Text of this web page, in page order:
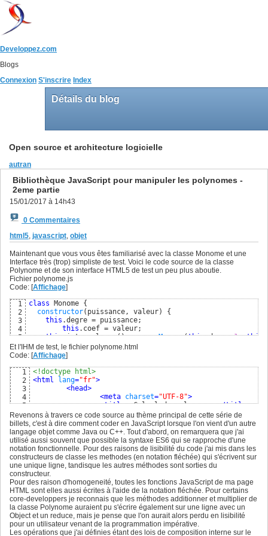
Developpez.com
Blogs
Connexion S'inscrire Index
Détails du blog
Open source et architecture logicielle
autran
Bibliothèque JavaScript pour manipuler les polynomes -
2eme partie
15/01/2017 à 14h43
0 Commentaires
html5, javascript, objet
Maintenant que vous vous êtes familiarisé avec la classe Monome et une
Interface très (trop) simpliste de test. Voici le code source de la classe
Polynome et de son interface HTML5 de test un peu plus aboutie.
Fichier polynome.js
Code: [Affichage]
1
2
3
4
5
6
7
9
13
14
15
16
17
18
19
20
21
22
23
24
25
26
27
28
class Monome {
constructor( puissance, valeur)
{
this .degre = puissance;
this .coef = valeur;
this.integrale = () => new Monome(this.degre+1, this
this. toString = () =>
this.derivee =
this.calculer = x =>
this.multiplier = monome => new Monome(this.degre +
this .compareTo = monome =>
.degre - monome.degre;
}
class Polynome {
constructor() {
this.monomes = new Array();
this.calculer = x => this.monomes.reduce((a,b) => a.
}
ajouterMonome(monome) {
var found = false;
this.monomes. forEach( (item, index, arr) =>
if
(item.degre === monome.degre) {
        found =
true;
        arr
[index].coef += monome.coef;
}
})
if (!found) this.monomes.push(new Monome(
this.monomes.sort((a,b) => a.compareTo( b));
Et l'IHM de test, le fichier polynome.html
Code: [Affichage]
1
2
3
4
5
6
7
8
9
10
11
12
13
14
15
16
17
18
19
20
<!doctype html>
<html lang="fr">
<head>
<meta charset="UTF-8">
<title> Calcul de polynomes </title>
<script type="text/javascript" src
<script type="text/javascript">
poly1 = new Polynome();
poly2 = new Polynome() ;
var showPolynome1 = () => {
var coef1 =
if (degre1 < 0) {
alert ("entrer
return
false;
}
var monome1 = new Monome
poly1.ajouterMonome
document.getElementById
Revenons à travers ce code source au thème principal de cette série de
billets, c'est à dire comment coder en JavaScript lorsque l'on vient d'un autre
langage objet comme Java ou C++. Tout d'abord, on remarquera que j'ai
utilisé aussi souvent que possible la syntaxe ES6 qui se rapproche d'une
notation fonctionnelle. Pour des raisons de lisibilité du code j'ai mis dans les
constructeurs de classe les methodes (en notation fléchée) qui s'écrivent sur
une unique ligne, tandisque les autres méthodes sont sorties du
constructeur.
Pour des raison d'homogeneité, toutes les fonctions JavaScript de ma page
HTML sont elles aussi écrites à l'aide de la notation fléchée. Pour certains
core-developpers je reconnais que les méthodes additionner et multiplier de
la classe Polynome auraient pu s'écrire également sur une ligne avec un
Object et un reduce, mais je pense que l'on aurait alors perdu en lisibilité
pour un utilisateur venant de la programmation impérative.
Les opérations que j'ai définies étant des lois de composition interne sur le